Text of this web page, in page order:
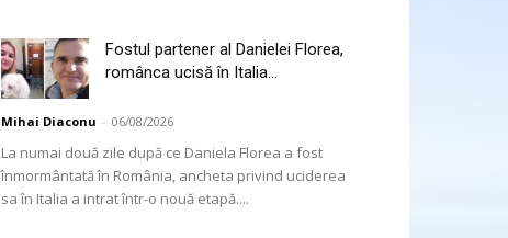
Fostul partener al Danielei Florea,
românca ucisă în Italia...
Mihai Diaconu - 06/08/2026
La numai două zile după ce Daniela Florea a fost
înmormântată în România, ancheta privind uciderea
sa în Italia a intrat într-o nouă etapă....